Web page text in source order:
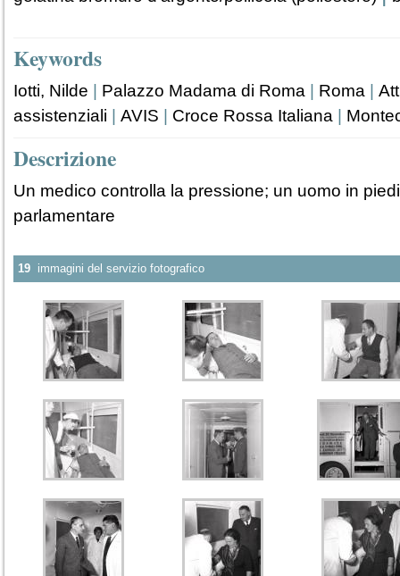
Keywords
Iotti, Nilde Palazzo Madama di Roma Roma
assistenziali
AVIS Croce Rossa Italiana
Descrizione
Un medico controlla la pressione; un uomo in
parlamentare
19 immagini del servizio fotografico